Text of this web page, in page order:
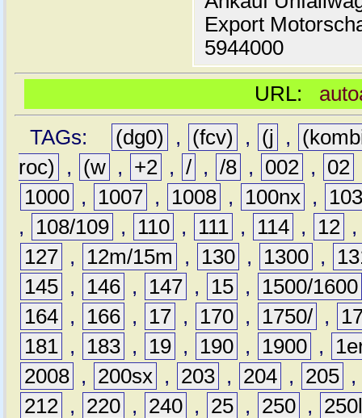
Export
5944000
URL:
TAGs:
(dg0) , (fcv) , (j ,
roc)
, (w , +2 , / , /8 , 002 , 02
1000 , 1007 , 1008 , 100nx ,
,
108/109 , 110 , 111 , 114 , 12
127 , 12m/15m , 130 , 1300 ,
145 , 146 , 147 , 15 ,
1500/1600
164 , 166 , 17 , 170 , 1750/ ,
181 , 183 , 19 , 190 , 1900 ,
2008 , 200sx , 203 , 204 , 205 ,
212 , 220 , 240 , 25 , 250 ,